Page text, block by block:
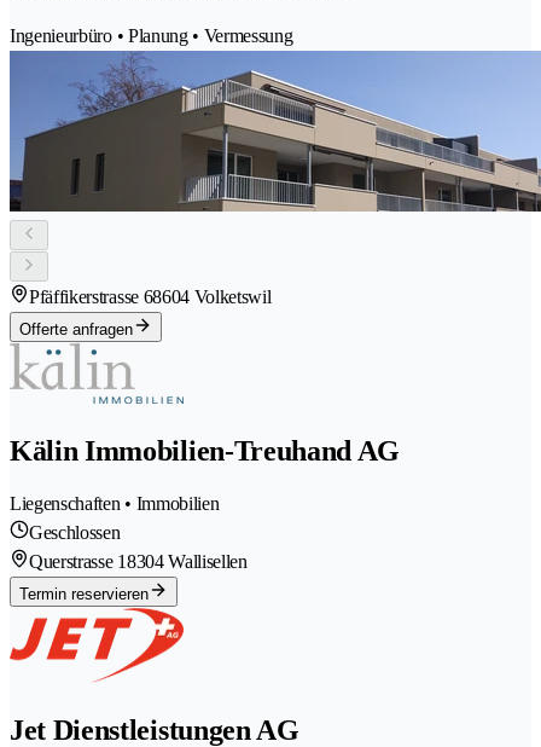
Ingenieurbüro • Planung • Vermessung
Pfäffikerstrasse 68604 Volketswil
Offerte anfragen
Kälin Immobilien-Treuhand AG
Liegenschaften • Immobilien
Geschlossen
Querstrasse 18304 Wallisellen
Termin reservieren
Jet Dienstleistungen AG